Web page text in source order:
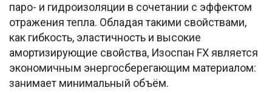
паро- и гидроизоляции в сочетании с эффектом
отражения тепла. Обладая такими свойствами,
как гибкость, эластичность и высокие
амортизирующие свойства, Изоспан FX является
экономичным энергосберегающим материалом:
занимает минимальный объём.